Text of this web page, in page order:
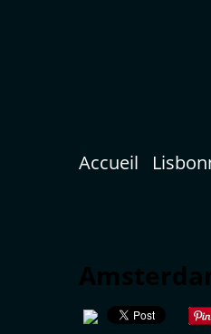
Accueil